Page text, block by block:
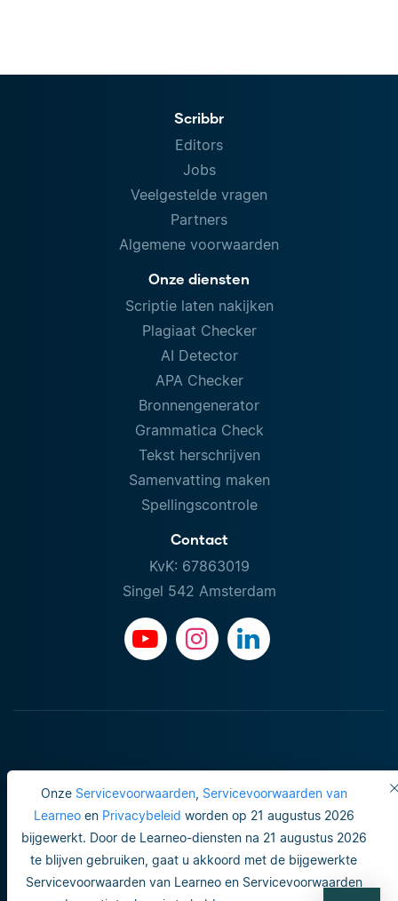
Onze Servicevoorwaarden, Servicevoorwaarden van
Learneoen Privacybeleid worden op 21 augustus 2026
bijgewerkt. Door de Learneo-diensten na 21 augustus 2026
te blijven gebruiken, gaat u akkoord met de bijgewerkte
Servicevoorwaarden van Learneo en Servicevoorwaarden
Scribbr
Editors
Jobs
Veelgestelde vragen
Partners
Algemene voorwaarden
Onze diensten
Scriptie laten nakijken
Plagiaat Checker
AI Detector
APA Checker
Bronnengenerator
Grammatica Check
Tekst herschrijven
Samenvatting maken
Spellingscontrole
Contact
KvK: 67863019
Singel 542 Amsterdam
Gebruiksvoorwaarden
Do not sell or share my personal info